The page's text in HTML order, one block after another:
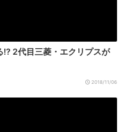
!? 2代目三菱・エクリプスが
2018/11/06